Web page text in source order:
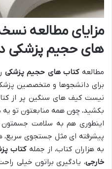
مزایای مطالعه
های حجیم پزشکی
مطالعهکتاب های حجیم پزشکی
برای دانشجوها و متخصصین
نیست کیف های سنگین پر از
بکشید، چون همه منابعتون تو
اینطوری هم به سلامت
پیشرفته ای مثل جستجوی سریع،
به هزاران کتاب، از جملهکتاب
خارجی، یادگیری براتون خیلی